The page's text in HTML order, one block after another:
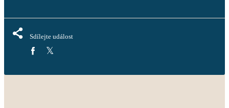
Sdílejte událost